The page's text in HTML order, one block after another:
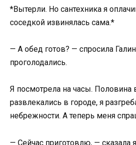
*Вытерли. Но сантехника я
соседкой извинялась сама.*
— А обед готов? — спросила
проголодались.
Я посмотрела на часы. Половина
развлекались в городе, я
небрежности. А теперь меня
— Сейчас приготовлю, — сказала